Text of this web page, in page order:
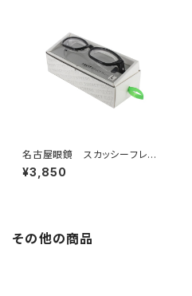
名古屋眼鏡 スカッシーフレッ
クスプラス_Lサイズ
¥3,850
その他の商品